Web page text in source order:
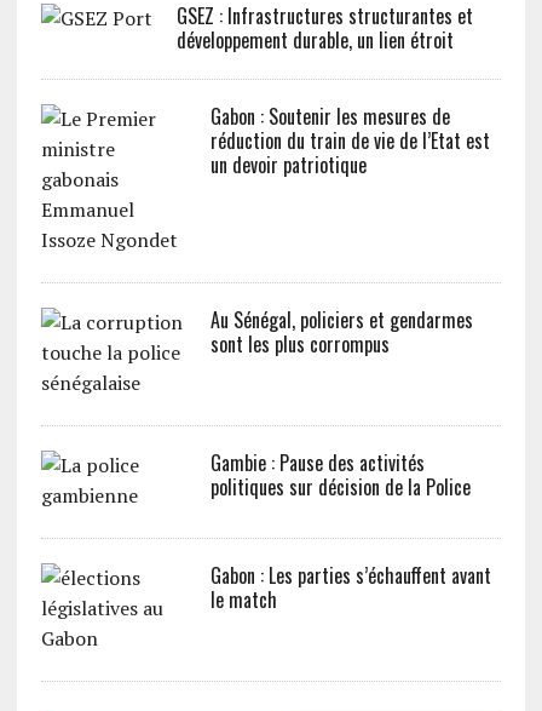
GSEZ : Infrastructures structurantes et
développement durable, un lien étroit
Gabon : Soutenir les mesures de
réduction du train de vie de l’Etat est
un devoir patriotique
Au Sénégal, policiers et gendarmes
sont les plus corrompus
Gambie : Pause des activités
politiques sur décision de la Police
Gabon : Les parties s’échauffent avant
le match